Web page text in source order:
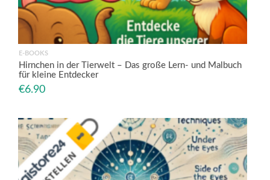
E-BOOKS
Hirnchen in der Tierwelt – Das große Lern- und Malbuch
für kleine Entdecker
€6.90